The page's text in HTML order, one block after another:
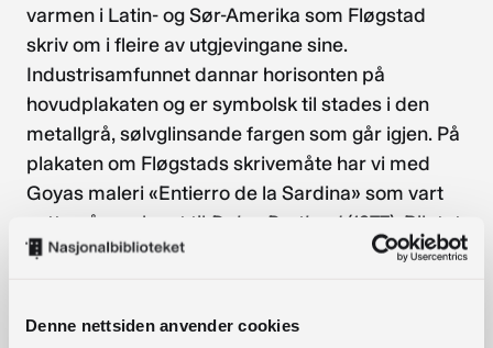
Denne nettsiden anvender cookies
varmen i Latin- og Sør-Amerika som Fløgstad
skriv om i fleire av utgjevingane sine.
Industrisamfunnet dannar horisonten på
hovudplakaten og er symbolsk til stades i den
metallgrå, sølvglinsande fargen som går igjen. På
plakaten om Fløgstads skrivemåte har vi med
Goyas maleri «Entierro de la Sardina» som vart
nytta på omslaget til Dalen Portland (1977). Biletet
vekkjer tankar om forfattarskapens karnevalisme